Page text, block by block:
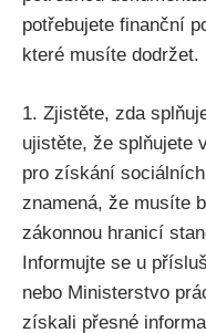
potřebujete finanční
které musíte dodržet.
1. Zjistěte, zda
ujistěte, že splňujete
pro získání
znamená, že musíte
zákonnou hranicí
Informujte se u
nebo Ministerstvo
získali přesné